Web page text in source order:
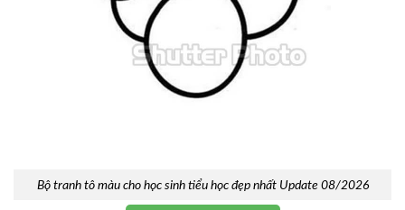
Bộ tranh tô màu cho học sinh tiểu học đẹp nhất Update 08/2026